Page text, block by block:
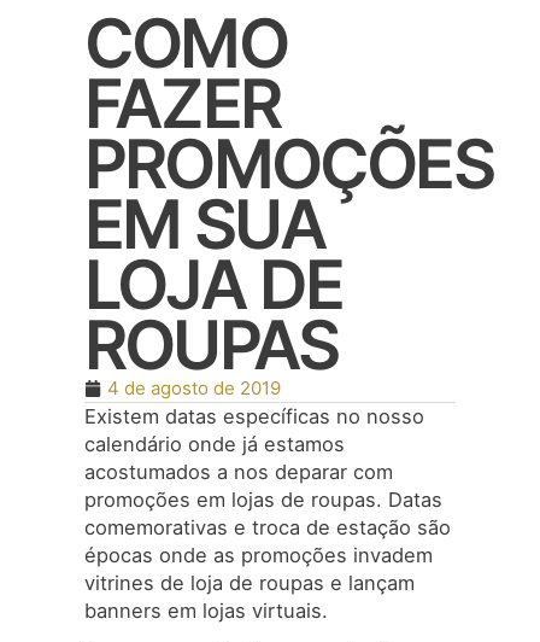
COMO
FAZER
PROMOÇÕES
EM SUA
LOJA DE
ROUPAS
4 de agosto de 2019
Existem datas específicas no nosso
calendário onde já estamos
acostumados a nos deparar com
promoções em lojas de roupas. Datas
comemorativas e troca de estação são
épocas onde as promoções invadem
vitrines de loja de roupas e lançam
banners em lojas virtuais.